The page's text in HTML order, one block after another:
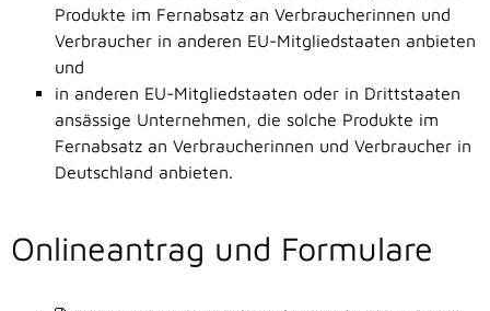
Produkte im Fernabsatz an Verbraucherinnen und
Verbraucher in anderen EU-Mitgliedstaaten anbieten
und
in anderen EU-Mitgliedstaaten oder in Drittstaaten
ansässige Unternehmen, die solche Produkte im
Fernabsatz an Verbraucherinnen und Verbraucher in
Deutschland anbieten.
Onlineantrag und Formulare